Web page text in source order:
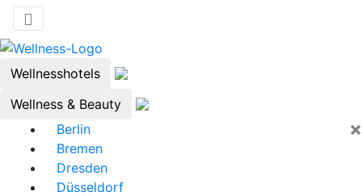
Wellnesshotels
Wellness & Beauty
×
Berlin
Bremen
Dresden
Düsseldorf